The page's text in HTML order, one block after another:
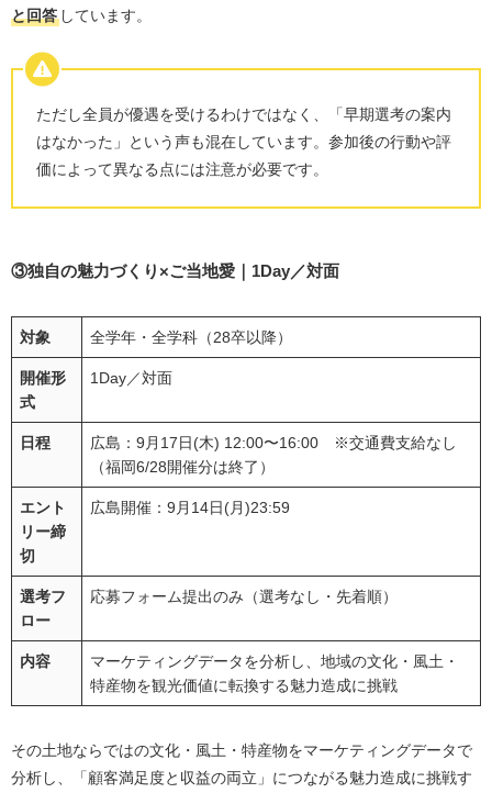
と回答しています。
ただし全員が優遇を受けるわけではなく、「早期選考の案内
はなかった」という声も混在しています。参加後の行動や評
価によって異なる点には注意が必要です。
③独自の魅力づくり×ご当地愛｜1Day／対面
対象 全学年・全学科（28卒以降）
開催形
式
1Day／対面
日程
広島：9月17日(木) 12:00〜16:00 ※交通費支給なし
（福岡6/28開催分は終了）
エント
リー締
切
広島開催：9月14日(月)23:59
選考フ
ロー
応募フォーム提出のみ（選考なし・先着順）
内容
マーケティングデータを分析し、地域の文化・風土・
特産物を観光価値に転換する魅力造成に挑戦
その土地ならではの文化・風土・特産物をマーケティングデータで
分析し、「顧客満足度と収益の両立」につながる魅力造成に挑戦す